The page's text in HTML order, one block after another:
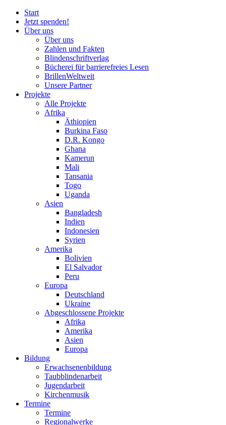
Start
Jetzt spenden!
Über uns
Über uns
Zahlen und Fakten
Blindenschriftverlag
Bücherei fürbarrierefreies Lesen
BrillenWeltweit
Unsere Partner
Projekte
Alle Projekte
Afrika
Äthiopien
Burkina Faso
D.R. Kongo
Ghana
Kamerun
Mali
Tansania
Togo
Uganda
Asien
Bangladesh
Indien
Indonesien
Syrien
Amerika
Bolivien
El Salvador
Peru
Europa
Deutschland
Ukraine
Abgeschlossene Projekte
Afrika
Amerika
Asien
Europa
Bildung
Erwachsenenbildung
Taubblindenarbeit
Jugendarbeit
Kirchenmusik
Termine
Termine
Regionalwerke